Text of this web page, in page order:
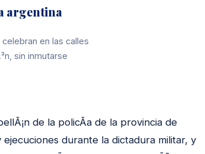
argentina
en las calles
sin inmutarse
de la policÃ­a de la provincia de
durante la dictadura militar, y